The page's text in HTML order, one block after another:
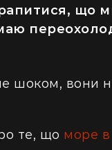
що
шоком, вони
те, що море в